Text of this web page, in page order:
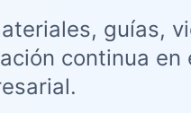
guías,
continua en